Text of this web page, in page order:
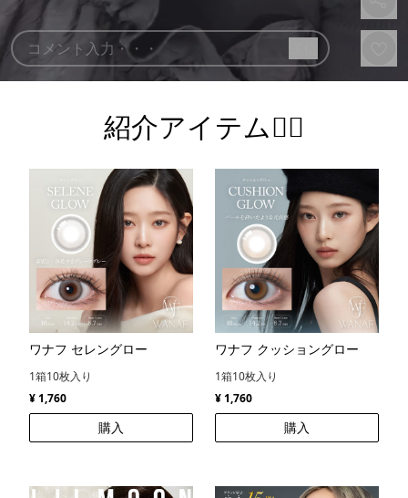
紹介アイテム💁‍♀️
ワナフ セレングロー
1箱10枚入り
¥ 1,760
購入
ワナフ クッショングロー
1箱10枚入り
¥ 1,760
購入